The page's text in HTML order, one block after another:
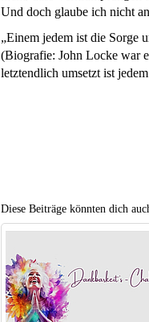
Und doch glaube ich nicht
„Einem jedem ist die Sorge
(Biografie: John Locke war
letztendlich umsetzt ist
Diese Beiträge könnten dich